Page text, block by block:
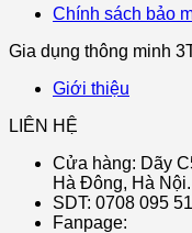
Chính sách bảo
Gia dụng thông minh
Giới thiệu
LIÊN HỆ
Cửa hàng: Dãy
Hà Đông, Hà Nội.
SDT: 0708 095
Fanpage: